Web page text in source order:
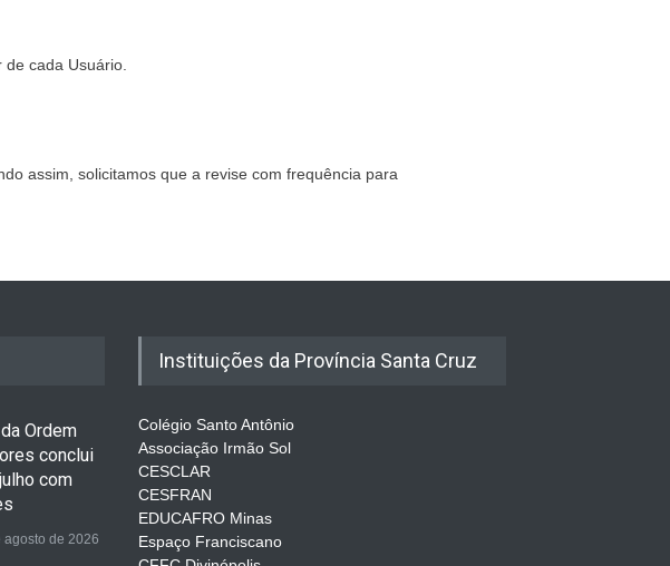
cada Usuário.
assim, solicitamos que a revise com frequência para
Ordem
conclui
com
agosto de 2026
Instituições da Província Santa Cruz
Colégio Santo Antônio
Associação Irmão Sol
CESCLAR
CESFRAN
EDUCAFRO Minas
Espaço Franciscano